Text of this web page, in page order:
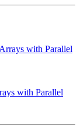
with Parallel